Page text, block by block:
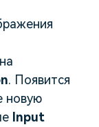
. Появится
новую
Input